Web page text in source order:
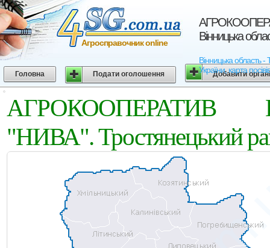
Вінницька
Вінницька
України, карта
Агросправочник online
Головна Подати оголошення Добавити
АГРОКООПЕРАТИВ
"НИВА". Тростянецький